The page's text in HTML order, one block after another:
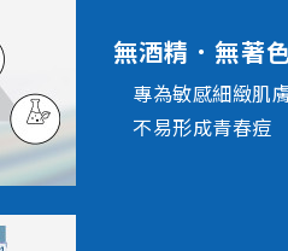
無酒精．無著
專為敏感細緻肌
不易形成青春痘